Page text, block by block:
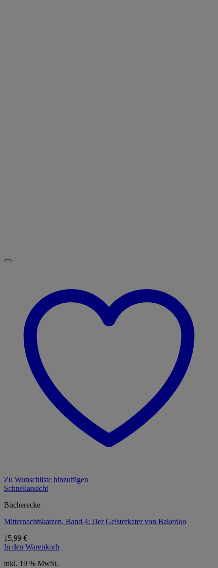
Zu Wunschliste hinzufügen
Schnellansicht
Bücherecke
Mitternachtskatzen, Band 4: Der Geisterkater von Bakerloo
15,99 €
In den Warenkorb
inkl. 19 % MwSt.